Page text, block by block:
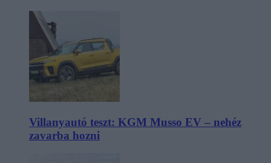
Villanyautó teszt: KGM Musso EV – nehéz
zavarba hozni